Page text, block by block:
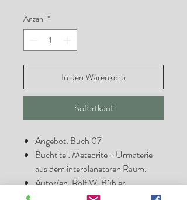
Anzahl *
In den Warenkorb
Sofortkauf
Angebot: Buch 07
Buchtitel: Meteorite - Urmaterie
aus dem interplanetaren Raum.
Autor/en: Rolf W. Bühler
Zustand: Neuwertig